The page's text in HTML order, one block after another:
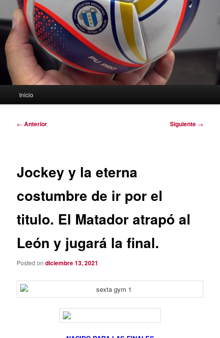
Inicio
Navegación
← Anterior Siguiente →
Jockey y la eterna
costumbre de ir por el
titulo. El Matador atrapó al
León y jugará la final.
Posted ondiciembre 13, 2021